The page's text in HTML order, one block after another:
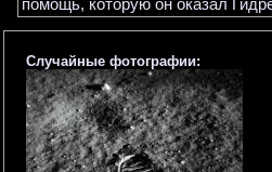
помощь, которую он оказал
Случайные фотографии: